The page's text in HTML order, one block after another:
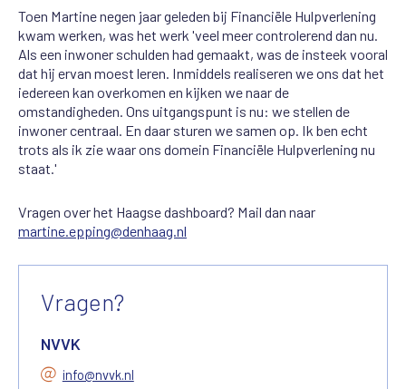
Toen Martine negen jaar geleden bij Financiële Hulpverlening
kwam werken, was het werk 'veel meer controlerend dan nu.
Als een inwoner schulden had gemaakt, was de insteek vooral
dat hij ervan moest leren. Inmiddels realiseren we ons dat het
iedereen kan overkomen en kijken we naar de
omstandigheden. Ons uitgangspunt is nu: we stellen de
inwoner centraal. En daar sturen we samen op. Ik ben echt
trots als ik zie waar ons domein Financiële Hulpverlening nu
staat.'
Vragen over het Haagse dashboard? Mail dan naar
martine.epping@denhaag.nl
Vragen?
NVVK
info@nvvk.nl